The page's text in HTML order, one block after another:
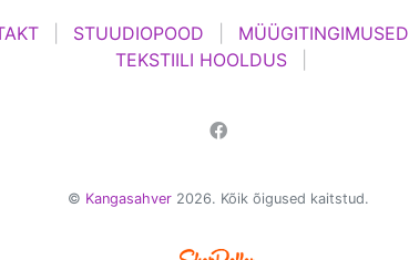
STUUDIOPOOD MÜÜGITINGIMUSED
TEKSTIILI HOOLDUS
© Kangasahver2026. Kõik õigused kaitstud.